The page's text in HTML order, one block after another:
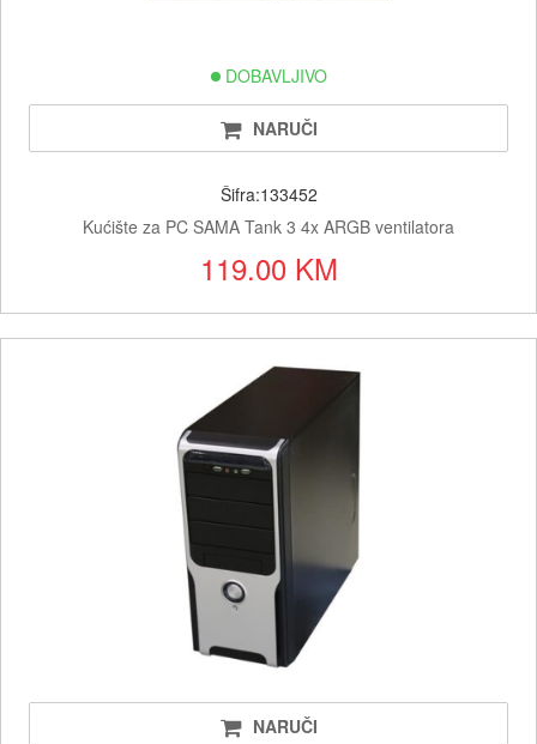
DOBAVLJIVO
NARUČI
Šifra:133452
Kućište za PC SAMA Tank 3 4x ARGB ventilatora
119.00 KM
NARUČI